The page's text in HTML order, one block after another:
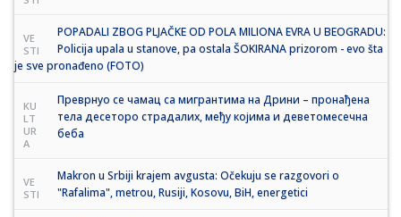
VE
STI
POPADALI ZBOG PLJAČKE OD POLA MILIONA EVRA U BEOGRADU:
Policija upala u stanove, pa ostala ŠOKIRANA prizorom - evo šta
je sve pronađeno (FOTO)
KU
LT
UR
A
Преврнуо се чамац са мигрантима на Дрини – пронађена
тела десеторо страдалих, међу којима и деветомесечна
беба
VE
STI
Makron u Srbiji krajem avgusta: Očekuju se razgovori o
"Rafalima", metrou, Rusiji, Kosovu, BiH, energetici